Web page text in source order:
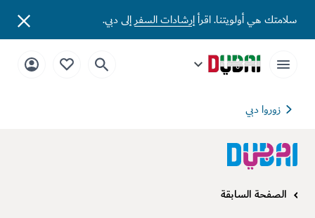
سلامتك هي أولويتنا. اقرأإرشادات السفرإلى دبي.
زوروا دبي
الصفحة السابقة